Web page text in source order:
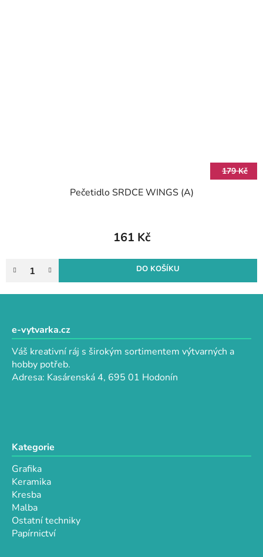
179 Kč
Pečetidlo SRDCE WINGS (A)
161 Kč
DO KOŠÍKU
e-vytvarka.cz
Váš kreativní ráj s širokým sortimentem výtvarných a
hobby potřeb.
Adresa: Kasárenská 4, 695 01 Hodonín
Kategorie
Grafika
Keramika
Kresba
Malba
Ostatní techniky
Papírnictví